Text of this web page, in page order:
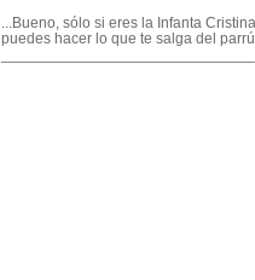
...Bueno, sólo si eres la Infanta
puedes hacer lo que te salga del